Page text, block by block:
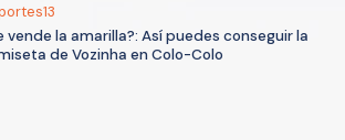
vende la amarilla?: Así puedes conseguir la
de Vozinha en Colo-Colo